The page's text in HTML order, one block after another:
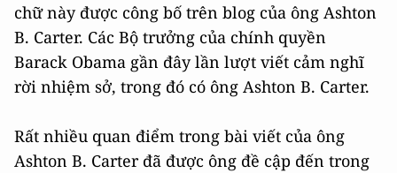
chữ này được công bố trên blog của ông Ashton
B. Carter. Các Bộ trưởng của chính quyền
Barack Obama gần đây lần lượt viết cảm nghĩ
rời nhiệm sở, trong đó có ông Ashton B. Carter.
Rất nhiều quan điểm trong bài viết của ông
Ashton B. Carter đã được ông đề cập đến trong